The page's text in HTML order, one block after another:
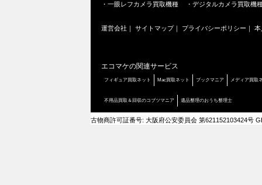
・ 一眼レフカメラ買取機種 ・ デジタルカメラ買取機
運営会社 ｜ サイトマップ｜ プライバシーポリシー ｜ 本
エコマケの関連サービス
フィギュア買取ネット Mac買取ネット ブックマニア メディア買取
不用品買取＆回収のコブツマニア 遺品整理のおうち整理士
古物商許可証番号: 大阪府公安委員会 第621152103424号